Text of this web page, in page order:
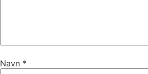
Navn *